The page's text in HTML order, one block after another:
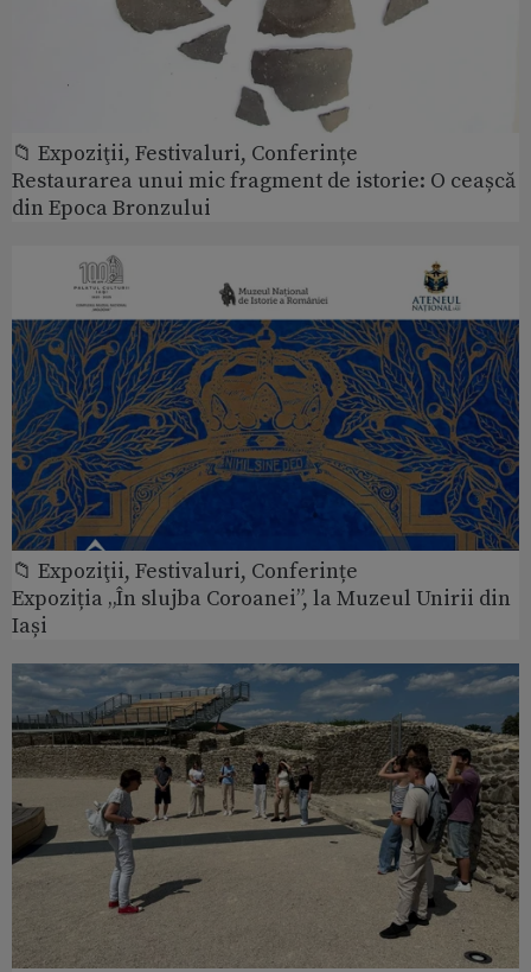
📁 Expoziţii, Festivaluri, Conferințe
Restaurarea unui mic fragment de istorie: O ceașcă
din Epoca Bronzului
📁 Expoziţii, Festivaluri, Conferințe
Expoziția „În slujba Coroanei”, la Muzeul Unirii din
Iași